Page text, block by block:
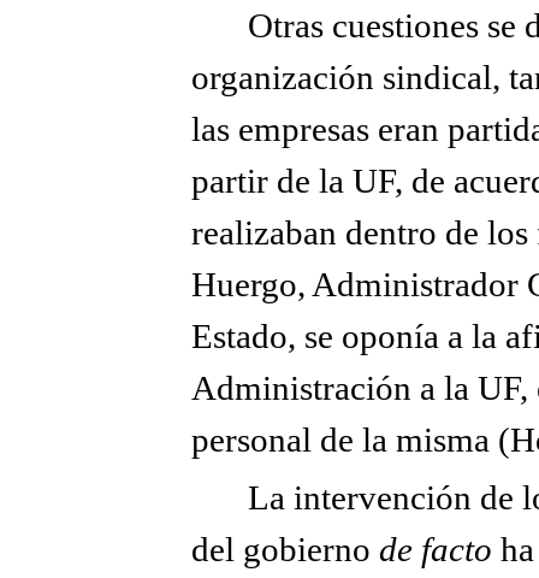
Otras cuestiones
organización sindical,
las empresas eran
partir de la UF, de
realizaban dentro de
Huergo, Administrador
Estado, se oponía a la
Administración a la
personal de la misma
La intervención de
del gobierno de facto